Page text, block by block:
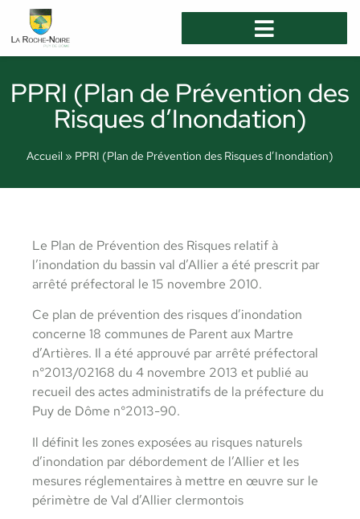
PPRI (Plan de Prévention des
Risques d’Inondation)
Accueil » PPRI (Plan de Prévention des Risques d’Inondation)
Le Plan de Prévention des Risques relatif à
l’inondation du bassin val d’Allier a été prescrit par
arrêté préfectoral le 15 novembre 2010.
Ce plan de prévention des risques d’inondation
concerne 18 communes de Parent aux Martre
d’Artières. Il a été approuvé par arrêté préfectoral
n°2013/02168 du 4 novembre 2013 et publié au
recueil des actes administratifs de la préfecture du
Puy de Dôme n°2013-90.
Il définit les zones exposées au risques naturels
d’inondation par débordement de l’Allier et les
mesures réglementaires à mettre en œuvre sur le
périmètre de Val d’Allier clermontois